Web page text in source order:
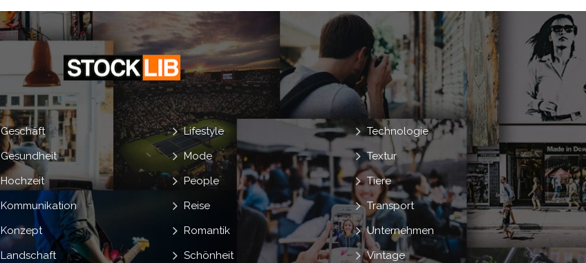
Geschäft
Gesundheit
Hochzeit
Kommunikation
Konzept
Landschaft
Lifestyle
Mode
People
Reise
Romantik
Schönheit
Technologie
Textur
Tiere
Transport
Unternehmen
Vintage